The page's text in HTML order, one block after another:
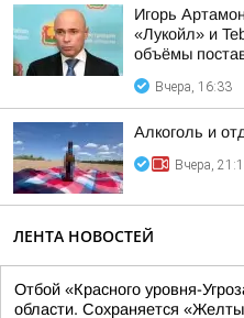
Игорь
«Лукойл» и
объёмы
Вчера, 16:33
Алкоголь и
Вчера,
ЛЕНТА НОВОСТЕЙ
Отбой «Красного уровня-
области. Сохраняется